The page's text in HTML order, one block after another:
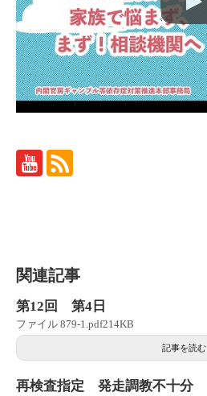
関連記事
第12回 第4日
ファイル 879-1.pdf214KB
記事を読む
再検査指定 発走調教不十分